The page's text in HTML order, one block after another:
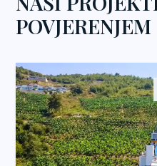
POVJERENJEM